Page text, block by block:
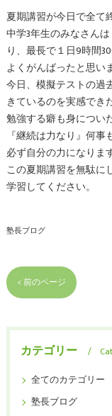
夏期講習が今日で全て
中学3年生のみなさん
り、 最長で１日9時間
よくがんばったと思い
今日、模擬テストの過
きているのを実感でき
勉強する癖も身につい
『継続は力なり』何
必ず自分の力になりま
この夏期講習を無駄に
学習してください。
塾長ブログ
< 前のページ
カテゴリー
全てのカテゴリー
塾長ブログ